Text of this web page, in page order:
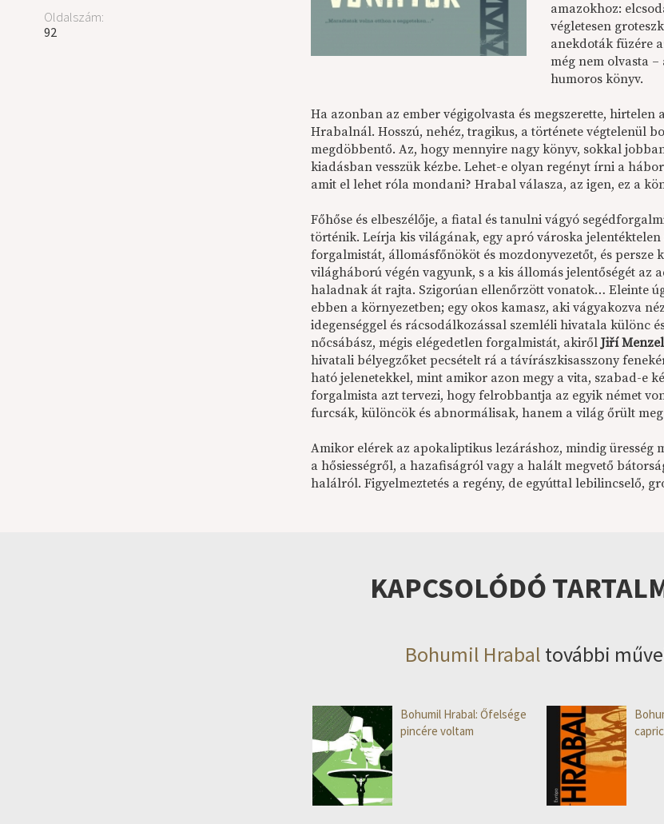
Oldalszám:
92
amazokhoz:
végletesen
anekdoták füzére
még nem olvasta
humoros könyv.
Ha azonban az ember végigolvasta és megszerette,
Hrabalnál. Hosszú, nehéz, tragikus, a története végtelenül
megdöbbentő. Az, hogy mennyire nagy könyv, sokkal
kiadásban vesszük kézbe. Lehet-e olyan regényt írni a
amit el lehet róla mondani? Hrabal válasza, az igen, ez a
Főhőse és elbeszélője, a fiatal és tanulni vágyó
történik. Leírja kis világának, egy apró városka
forgalmistát, állomásfőnököt és mozdonyvezetőt, és
világháború végén vagyunk, s a kis állomás jelentőségét
haladnak át rajta. Szigorúan ellenőrzött vonatok… Eleinte
ebben a környezetben; egy okos kamasz, aki vágyakozva
idegenséggel és rácsodálkozással szemléli hivatala különc
nőcsábász, mégis elégedetlen forgalmistát, akirőlJiří Menzel
hivatali bélyegzőket pecsételt rá a távírászkisasszony
ható jelenetekkel, mint amikor azon megy a vita, szabad-e
forgalmista azt tervezi, hogy felrobbantja az egyik német
furcsák, különcök és abnormálisak, hanem a világ őrült
Amikor elérek az apokaliptikus lezáráshoz, mindig üresség
a hősiességről, a hazafiságról vagy a halált megvető
halálról. Figyelmeztetés a regény, de egyúttal lebilincselő,
KAPCSOLÓDÓ
Bohumil Hrabal további
Bohumil Hrabal: Őfelsége
pincére voltam